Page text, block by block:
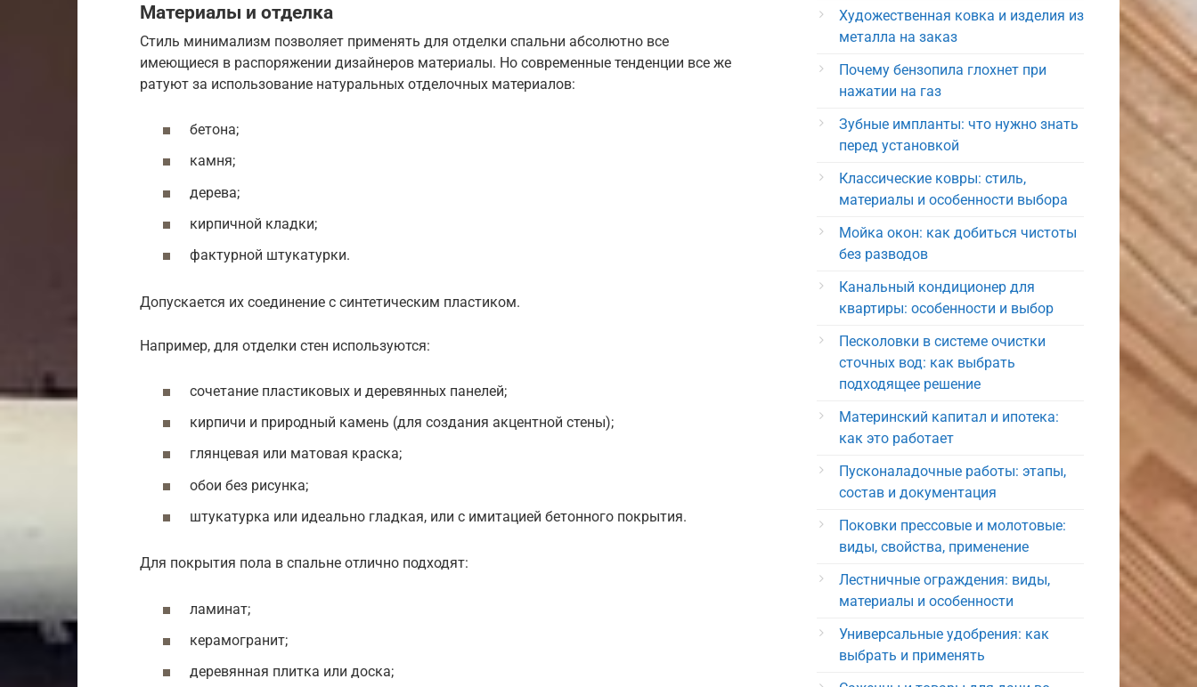
Материалы и отделка
Стиль минимализм позволяет применять для отделки спальни абсолютно все
имеющиеся в распоряжении дизайнеров материалы. Но современные тенденции все же
ратуют за использование натуральных отделочных материалов:
бетона;
камня;
дерева;
кирпичной кладки;
фактурной штукатурки.
Допускается их соединение с синтетическим пластиком.
Например, для отделки стен используются:
сочетание пластиковых и деревянных панелей;
кирпичи и природный камень (для создания акцентной стены);
глянцевая или матовая краска;
обои без рисунка;
штукатурка или идеально гладкая, или с имитацией бетонного покрытия.
Для покрытия пола в спальне отлично подходят:
ламинат;
керамогранит;
деревянная плитка или доска;
Художественная ковка и изделия из
металла на заказ
Почему бензопила глохнет при
нажатии на газ
Зубные импланты: что нужно знать
перед установкой
Классические ковры: стиль,
материалы и особенности выбора
Мойка окон: как добиться чистоты
без разводов
Канальный кондиционер для
квартиры: особенности и выбор
Песколовки в системе очистки
сточных вод: как выбрать
подходящее решение
Материнский капитал и ипотека:
как это работает
Пусконаладочные работы: этапы,
состав и документация
Поковки прессовые и молотовые:
виды, свойства, применение
Лестничные ограждения: виды,
материалы и особенности
Универсальные удобрения: как
выбрать и применять